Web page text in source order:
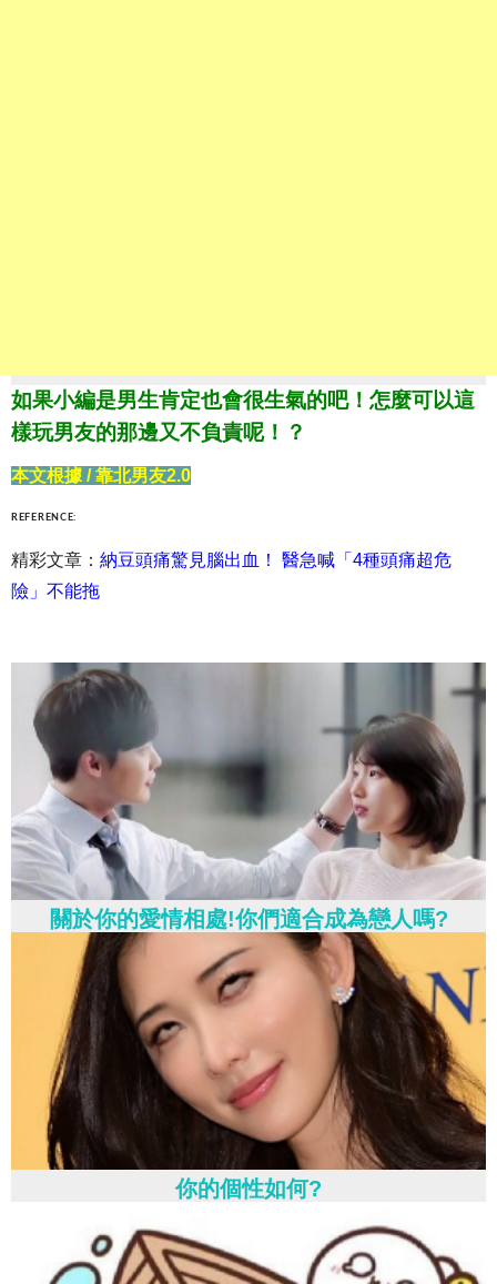
如果小編是男生肯定也會很生氣的吧！怎麼可以這
樣玩男友的那邊又不負責呢！？
本文根據 / 靠北男友2.0
REFERENCE:
精彩文章： 納豆頭痛驚見腦出血！ 醫急喊「4種頭痛超危
險」不能拖
關於你的愛情相處!你們適合成為戀人嗎?
你的個性如何?